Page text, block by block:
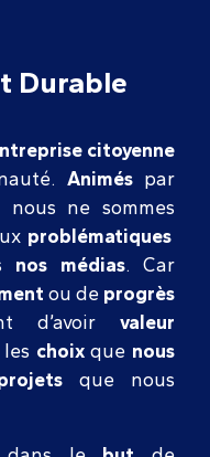
Durable
citoyenne
Animés par
nous ne sommes
problématiques
nos médias. Car
ou de progrès
d’avoir valeur
choixque nous
que nous